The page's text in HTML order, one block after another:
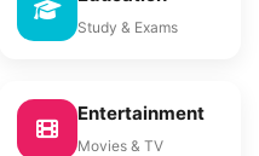
Study & Exams
Entertainment
Movies & TV